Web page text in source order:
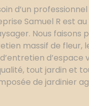
d’un
Samuel R est
Nous
massif de fleur,
d’espace
tout jardin et
de jardinier